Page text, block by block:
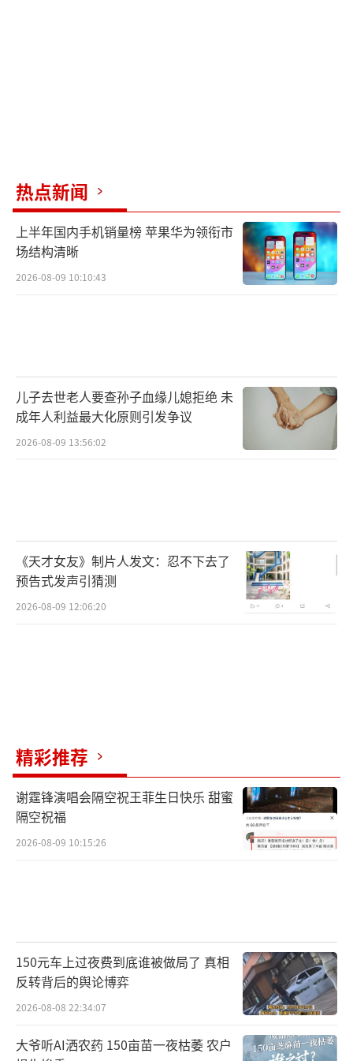
热点新闻
上半年国内手机销量榜 苹果华为领衔市
场结构清晰
2026-08-09 10:10:43
儿子去世老人要查孙子血缘儿媳拒绝 未
成年人利益最大化原则引发争议
2026-08-09 13:56:02
《天才女友》制片人发文：忍不下去了
预告式发声引猜测
2026-08-09 12:06:20
精彩推荐
谢霆锋演唱会隔空祝王菲生日快乐 甜蜜
隔空祝福
2026-08-09 10:15:26
150元车上过夜费到底谁被做局了 真相
反转背后的舆论博弈
2026-08-08 22:34:07
大爷听AI洒农药 150亩苗一夜枯萎 农户